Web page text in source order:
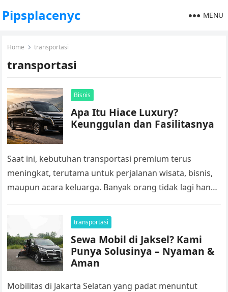
Pipsplacenyc MENU
Home transportasi
transportasi
Bisnis
Apa Itu Hiace Luxury?
Keunggulan dan Fasilitasnya
Saat ini, kebutuhan transportasi premium terus
meningkat, terutama untuk perjalanan wisata, bisnis,
maupun acara keluarga. Banyak orang tidak lagi hanya
transportasi
Sewa Mobil di Jaksel? Kami
Punya Solusinya – Nyaman &
Aman
Mobilitas di Jakarta Selatan yang padat menuntut